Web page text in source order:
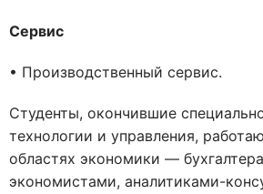
Сервис
• Производственный сервис.
Студенты, окончившие
технологии и управления,
областях экономики —
экономистами, аналитиками-